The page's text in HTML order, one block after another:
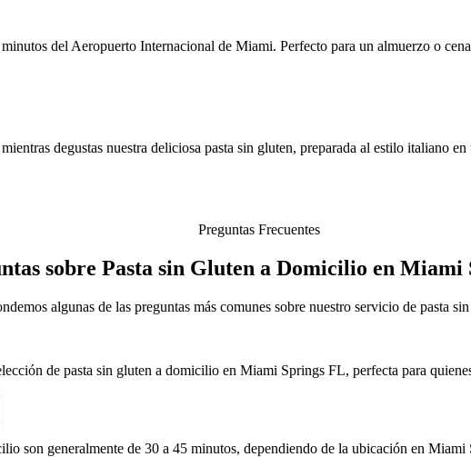
del Aeropuerto Internacional de Miami. Perfecto para un almuerzo o
degustas nuestra deliciosa pasta sin gluten, preparada al estilo italiano
Preguntas Frecuentes
sobre Pasta sin Gluten a Domicilio en Miami
algunas de las preguntas más comunes sobre nuestro servicio de pasta
de pasta sin gluten a domicilio en Miami Springs FL, perfecta para
son generalmente de 30 a 45 minutos, dependiendo de la ubicación en